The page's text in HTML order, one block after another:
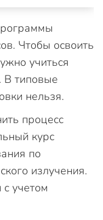
Чтобы освоить
учиться
В типовые
нельзя.
процесс
курс
по
излучения.
учетом